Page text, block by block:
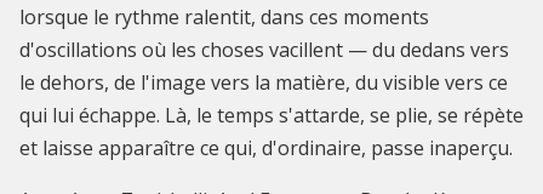
lorsque le rythme ralentit, dans ces moments
d'oscillations où les choses vacillent — du dedans vers
le dehors, de l'image vers la matière, du visible vers ce
qui lui échappe. Là, le temps s'attarde, se plie, se répète
et laisse apparaître ce qui, d'ordinaire, passe inaperçu.